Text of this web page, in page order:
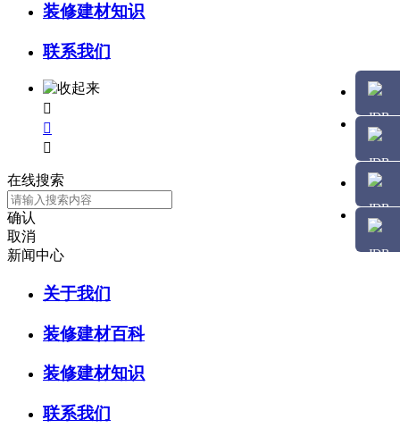
装修建材知识
联系我们



在线搜索
确认
取消
新闻中心
关于我们
装修建材百科
装修建材知识
联系我们